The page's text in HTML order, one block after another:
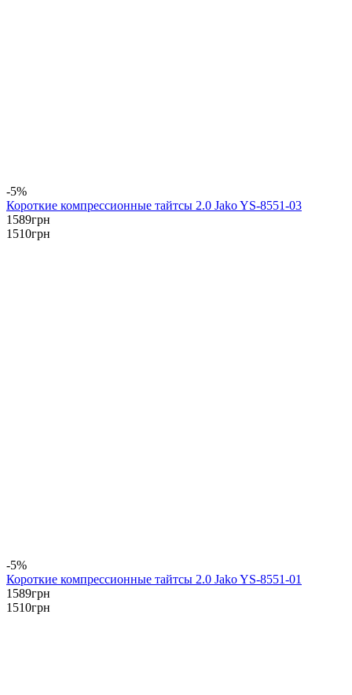
-5%
Короткие компрессионные тайтсы 2.0 Jako YS-8551-03
1589грн
1510грн
-5%
Короткие компрессионные тайтсы 2.0 Jako YS-8551-01
1589грн
1510грн